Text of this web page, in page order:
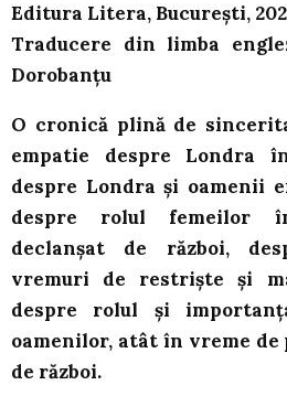
Editura Litera, București,
Traducere din limba
Dorobanțu
O cronică plină de
empatie despre
Londra
despre Londra și oamenii
despre rolul femeilor
declanșat de război,
vremuri de restriște și
despre rolul și
oamenilor, atât în vreme de
de război.